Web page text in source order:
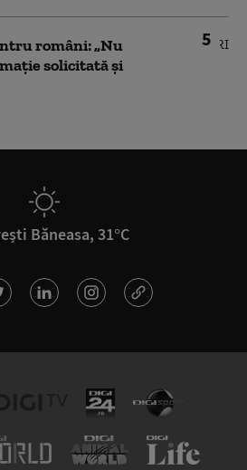
5
români: „Nu
solicitată și
Băneasa, 31°C